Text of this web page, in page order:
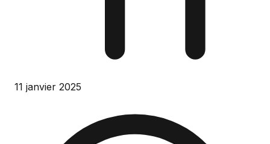
11 janvier 2025